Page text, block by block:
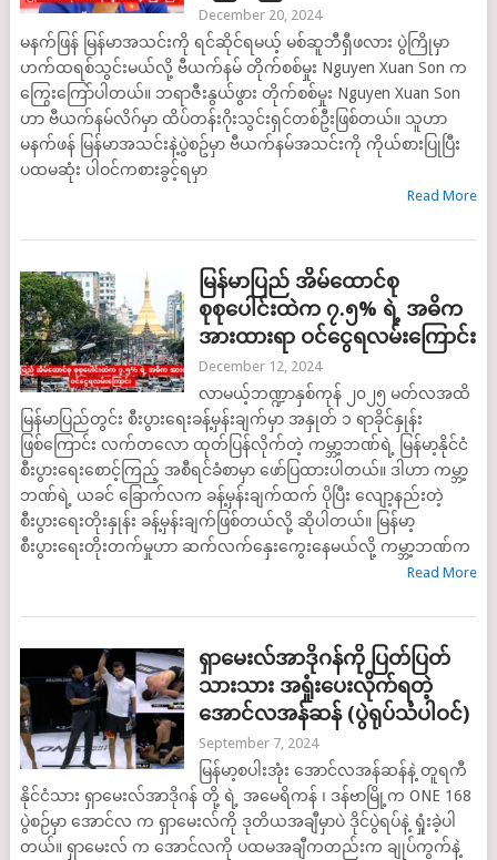
December 20, 2024
မနက်ဖြန် မြန်မာအသင်းကို ရင်ဆိုင်ရမယ့် မစ်ဆူဘီရှီဖလား ပွဲကြိုမှာ
ဟက်ထရစ်သွင်းမယ်လို့ ဗီယက်နမ် တိုက်စစ်မှုး Nguyen Xuan Son က
ကြွေးကြော်ပါတယ်။ ဘရာဇီးနွယ်ဖွား တိုက်စစ်မှုး Nguyen Xuan Son
ဟာ ဗီယက်နမ်လိဂ်မှာ ထိပ်တန်းဂိုးသွင်းရှင်တစ်ဦးဖြစ်တယ်။ သူဟာ
မနက်ဖန် မြန်မာအသင်းနဲ့ပွဲစဥ်မှာ ဗီယက်နမ်အသင်းကို ကိုယ်စားပြုပြီး
ပထမဆုံး ပါဝင်ကစားခွင့်ရမှာ
Read More
မြန်မာပြည် အိမ်ထောင်စု
စုစုပေါင်းထဲက ၇.၅% ရဲ့ အဓိက
အားထားရာ ဝင်ငွေရလမ်းကြောင်း
December 12, 2024
လာမယ့်ဘဏ္ဍာနှစ်ကုန် ၂၀၂၅ မတ်လအထိ
မြန်မာပြည်တွင်း စီးပွားရေးခန့်မှန်းချက်မှာ အနှုတ် ၁ ရာခိုင်နှုန်း
ဖြစ်ကြောင်း လက်တလော ထုတ်ပြန်လိုက်တဲ့ ကမ္ဘာ့ဘဏ်ရဲ့ မြန်မာ့နိုင်ငံ
စီးပွားရေးစောင့်ကြည့် အစီရင်ခံစာမှာ ဖော်ပြထားပါတယ်။ ဒါဟာ ကမ္ဘာ့
ဘဏ်ရဲ့ ယခင် ခြောက်လက ခန့်မှန်းချက်ထက် ပိုပြီး လျော့နည်းတဲ့
စီးပွားရေးတိုးနှုန်း ခန့်မှန်းချက်ဖြစ်တယ်လို့ ဆိုပါတယ်။ မြန်မာ့
စီးပွားရေးတိုးတက်မှုဟာ ဆက်လက်နှေးကွေးနေမယ်လို့ ကမ္ဘာ့ဘဏ်က
Read More
ရှာမေးလ်အာဒိုဂန်ကို ပြတ်ပြတ်
သားသား အရှုံးပေးလိုက်ရတဲ့
အောင်လအန်ဆန် (ပွဲရုပ်သံပါဝင်)
September 7, 2024
မြန်မာ့စပါးအုံး အောင်လအန်ဆန်နဲ့ တူရကီ
နိုင်ငံသား ရှာမေးလ်အာဒိုဂန် တို့ ရဲ့ အမေရိကန် ၊ ဒန်ဗာမြို့က ONE 168
ပွဲစဉ်မှာ အောင်လ က ရှာမေးလ်ကို ဒုတိယအချီမှာပဲ ဒိုင်ပွဲရပ်နဲ့ ရှုံးခဲ့ပါ
တယ်။ ရှာမေးလ် က အောင်လကို ပထမအချီကတည်းက ချုပ်ကွက်နဲ့